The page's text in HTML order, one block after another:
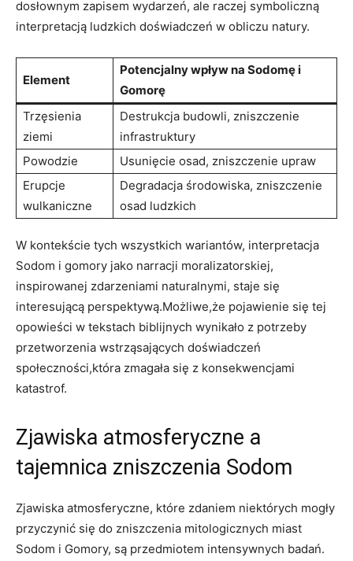
dosłownym zapisem wydarzeń, ale raczej symboliczną
interpretacją ludzkich doświadczeń w obliczu natury.
Element
Potencjalny wpływ na Sodomę i
Gomorę
Trzęsienia
ziemi
Destrukcja budowli, zniszczenie
infrastruktury
Powodzie
Usunięcie osad, zniszczenie upraw
Erupcje
wulkaniczne
Degradacja środowiska, zniszczenie
osad ludzkich
W kontekście tych wszystkich wariantów, interpretacja
Sodom i gomory jako narracji moralizatorskiej,
inspirowanej zdarzeniami naturalnymi, staje się
interesującą perspektywą.Możliwe,że pojawienie się tej
opowieści w tekstach biblijnych wynikało z potrzeby
przetworzenia wstrząsających doświadczeń
społeczności,która zmagała się z konsekwencjami
katastrof.
Zjawiska atmosferyczne a
tajemnica zniszczenia Sodom
Zjawiska atmosferyczne, które zdaniem niektórych mogły
przyczynić się do zniszczenia mitologicznych miast
Sodom i Gomory, są przedmiotem intensywnych badań.